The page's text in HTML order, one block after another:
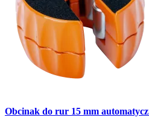
Obcinak do rur 15 mm